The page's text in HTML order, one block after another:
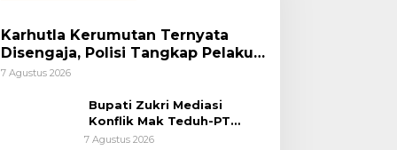
Karhutla Kerumutan Ternyata
Disengaja, Polisi Tangkap Pelaku
Pembakar Lahan
7 Agustus 2026
Bupati Zukri Mediasi
Konflik Mak Teduh-PT
Arara Abadi, Ini Hasilnya
7 Agustus 2026